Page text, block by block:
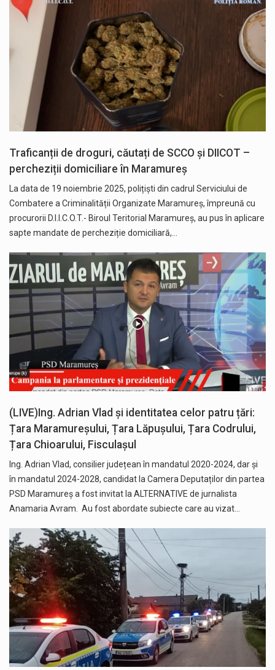
Traficanții de droguri, căutați de SCCO și DIICOT –
percheziții domiciliare în Maramureș
La data de 19 noiembrie 2025, polițiști din cadrul Serviciului de
Combatere a Criminalității Organizate Maramureș, împreună cu
procurorii D.I.I.C.O.T.- Biroul Teritorial Maramureș, au pus în aplicare
sapte mandate de percheziție domiciliară,…
(LIVE)Ing. Adrian Vlad și identitatea celor patru țări:
Țara Maramureșului, Țara Lăpușului, Țara Codrului,
Țara Chioarului, Fisculașul
Ing. Adrian Vlad, consilier județean în mandatul 2020-2024, dar și
în mandatul 2024-2028, candidat la Camera Deputaților din partea
PSD Maramureș a fost invitat la ALTERNATIVE de jurnalista
Anamaria Avram. Au fost abordate subiecte care au vizat…